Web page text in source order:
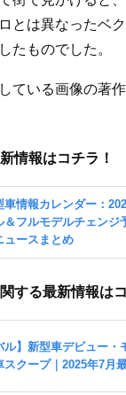
とは異なったベ
たものでした。
ている画像の著
情報はコチラ！
する最新情報は